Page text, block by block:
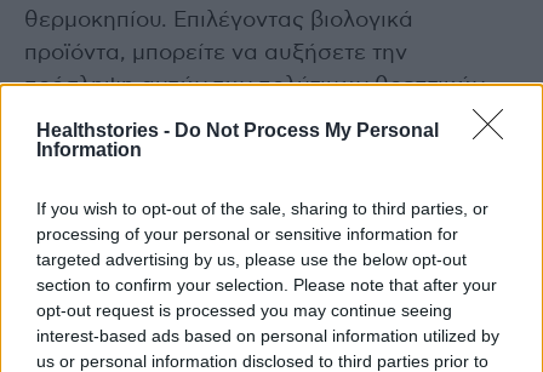
Healthstories - Do Not Process My Personal
Information
If you wish to opt-out of the sale, sharing to third parties, or
processing of your personal or sensitive information for
targeted advertising by us, please use the below opt-out
section to confirm your selection. Please note that after your
opt-out request is processed you may continue seeing
interest-based ads based on personal information utilized by
us or personal information disclosed to third parties prior to
θερμοκηπίου. Επιλέγοντας βιολογικά
προϊόντα, μπορείτε να αυξήσετε την
πρόσληψη αυτών των πολύτιμων θρεπτικών
συστατικών.
Τα πιο ‘ελπιδοφόρα’ θρεπτικά συστατικά στο
πλαίσιο των ευεργετικών επιδράσεων στη
γονιμότητα, θα μπορούσαν ενδεχομένως να
είναι το φυλλικό οξύ (Β9) και η βιταμίνη Β12.